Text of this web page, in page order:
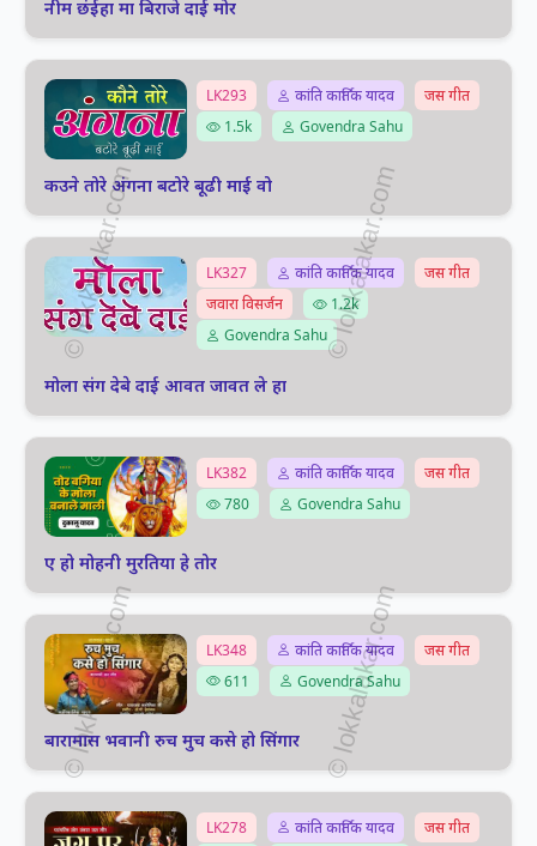
नीम छंईहा मा बिराजे दाई मोर
LK293 कांति कार्तिक यादव
जस गीत
1.5k
Govendra Sahu
कउने तोरे अंगना बटोरे बूढी माई वो
LK327 कांति कार्तिक यादव
जस गीत
जवारा विसर्जन
1.2k
Govendra Sahu
मोला संग देबे दाई आवत जावत ले हा
LK382 कांति कार्तिक यादव
जस गीत
780
Govendra Sahu
ए हो मोहनी मुरतिया हे तोर
LK348 कांति कार्तिक यादव
जस गीत
611
Govendra Sahu
बारामास भवानी रुच मुच कसे हो सिंगार
LK278 कांति कार्तिक यादव
जस गीत